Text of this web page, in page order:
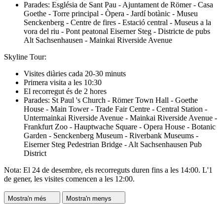
Parades: Església de Sant Pau - Ajuntament de Römer - Casa
Goethe - Torre principal - Òpera - Jardí botànic - Museu
Senckenberg - Centre de fires - Estació central - Museus a la
vora del riu - Pont peatonal Eiserner Steg - Districte de pubs
Alt Sachsenhausen - Mainkai Riverside Avenue
Skyline Tour:
Visites diàries cada 20-30 minuts
Primera visita a les 10:30
El recorregut és de 2 hores
Parades: St Paul 's Church - Römer Town Hall - Goethe
House - Main Tower - Trade Fair Centre - Central Station -
Untermainkai Riverside Avenue - Mainkai Riverside Avenue -
Frankfurt Zoo - Hauptwache Square - Opera House - Botanic
Garden - Senckenberg Museum - Riverbank Museums -
Eiserner Steg Pedestrian Bridge - Alt Sachsenhausen Pub
District
Nota: El 24 de desembre, els recorreguts duren fins a les 14:00. L'1
de gener, les visites comencen a les 12:00.
Mostra'n més Mostra'n menys